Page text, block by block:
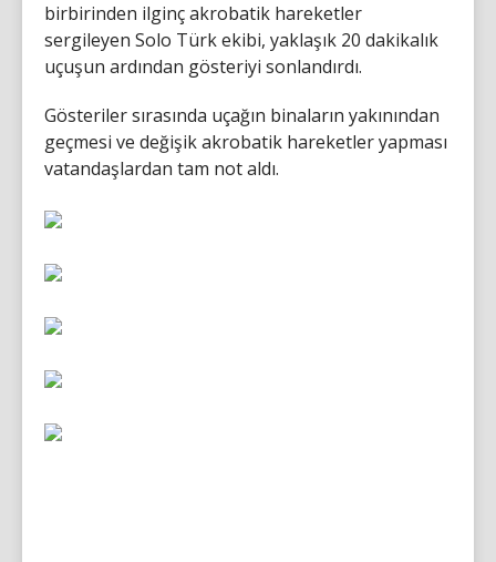
birbirinden ilginç akrobatik hareketler
sergileyen Solo Türk ekibi, yaklaşık 20 dakikalık
uçuşun ardından gösteriyi sonlandırdı.
Gösteriler sırasında uçağın binaların yakınından
geçmesi ve değişik akrobatik hareketler yapması
vatandaşlardan tam not aldı.